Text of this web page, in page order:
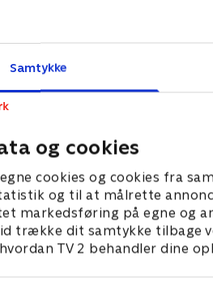
Samtykke
og cookies
cookies og cookies fra
og til at målrette
markedsføring på egne og
trække dit samtykke tilbage
TV 2 behandler dine
nye legender blive født --
for døren.